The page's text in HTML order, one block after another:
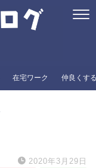
在宅ワーク 仲良くす
2020年3月29日